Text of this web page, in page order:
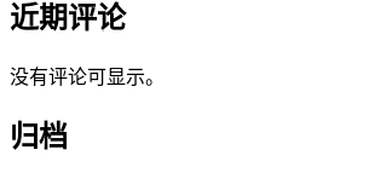
近期评论
没有评论可显示。
归档